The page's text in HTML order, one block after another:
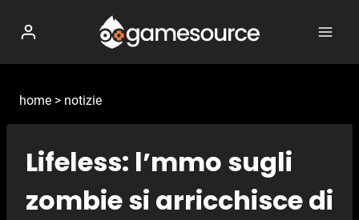
contenuto
home > notizie
Lifeless: l’mmo sugli
zombie si arricchisce di